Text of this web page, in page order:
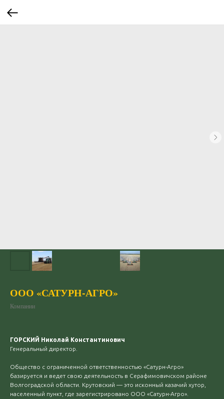
ООО «САТУРН-АГРО»
Компании
ГОРСКИЙ Николай Константинович
Генеральный директор.
Общество с ограниченной ответственностью «Сатурн-Агро»
базируется и ведет свою деятельность в Серафимовичском районе
Волгоградской области. Крутовский — это исконный казачий хутор,
населенный пункт, где зарегистрировано ООО «Сатурн-Агро».